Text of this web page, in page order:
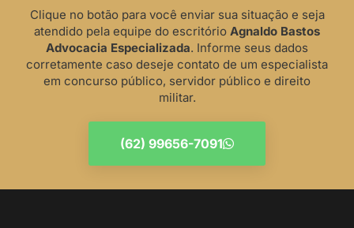
Clique no botão para você enviar sua situação e seja
atendido pela equipe do escritório Agnaldo Bastos
Advocacia Especializada. Informe seus dados
corretamente caso deseje contato de um especialista
em concurso público, servidor público e direito
militar.
(62) 99656-7091